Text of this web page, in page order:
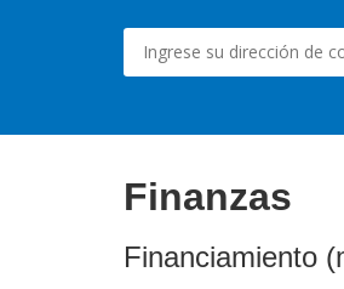
Finanzas
Financiamiento